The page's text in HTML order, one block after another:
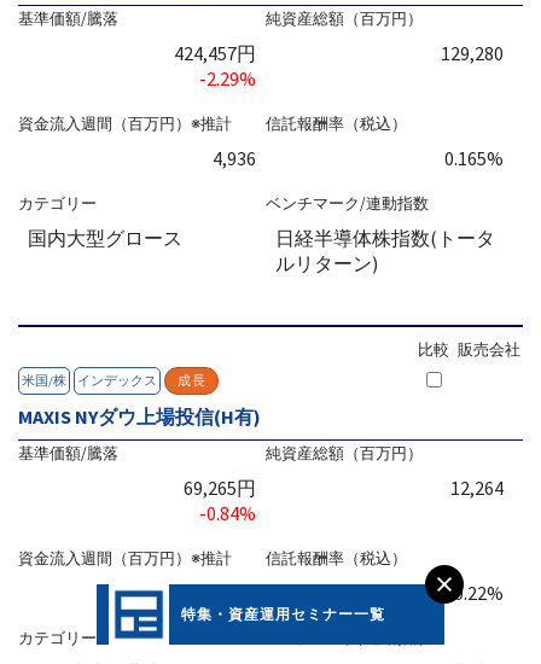
基準価額/騰落
424,457円
-2.29%
純資産総額（百万円）
129,280
資金流入週間（百万円）※推計
4,936
信託報酬率（税込）
0.165%
カテゴリー
国内大型グロース
ベンチマーク/連動指数
日経半導体株指数(トータ
ルリターン)
米国/株 インデックス 成長
比較 販売会社
MAXIS NYダウ上場投信(H有)
基準価額/騰落
69,265円
-0.84%
純資産総額（百万円）
12,264
資金流入週間（百万円）※推計 信託報酬率（税込）
0.22%
カテゴリー
特集・資産運用セミナー一覧